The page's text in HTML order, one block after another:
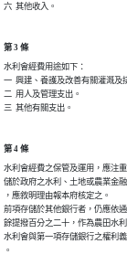
六  其他收入。
第 3 條
水利會經費用途如下：
一  興建、養護及改善有關灌溉及
二  用人及管理支出。
三  其他有關支出。
第 4 條
水利會經費之保管及運用，應注
儲於政府之水利、土地或農業金
，應敘明理由報本府核定之。
前項存儲於其他銀行者，仍應依
餘提撥百分之二十，作為農田水
水利會與第一項存儲銀行之權利
。